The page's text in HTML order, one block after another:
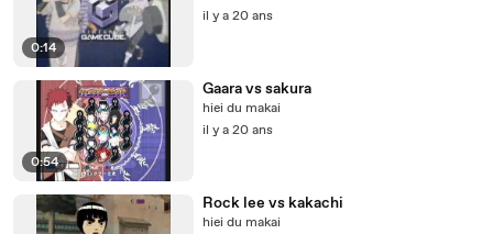
0:14
il y a 20 ans
0:54
Gaara vs sakura
hiei du makai
il y a 20 ans
Rock lee vs kakachi
hiei du makai